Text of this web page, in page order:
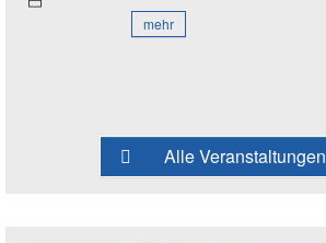
mehr
Alle Veranstaltungen